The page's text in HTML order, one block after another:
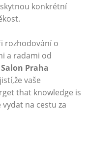
konkrétní
rozhodování o
a radami od
Salon Praha
vaše
that knowledge is
na cestu za